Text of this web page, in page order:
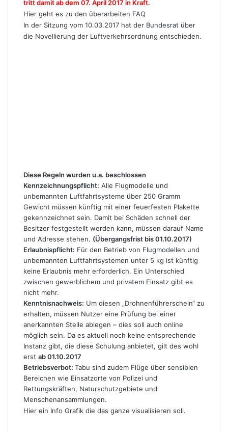
tritt damit ab dem 07. April 2017 in Kraft.
Hier geht es zu den überarbeiten FAQ
In der Sitzung vom 10.03.2017 hat der Bundesrat über
die Novellierung der Luftverkehrsordnung entschieden.
Diese Regeln wurden u.a. beschlossen
Kennzeichnungspflicht: Alle Flugmodelle und
unbemannten Luftfahrtsysteme über 250 Gramm
Gewicht müssen künftig mit einer feuerfesten Plakette
gekennzeichnet sein. Damit bei Schäden schnell der
Besitzer festgestellt werden kann, müssen darauf Name
und Adresse stehen. (Übergangsfrist bis 01.10.2017)
Erlaubnispflicht: Für den Betrieb von Flugmodellen und
unbemannten Luftfahrtsystemen unter 5 kg ist künftig
keine Erlaubnis mehr erforderlich. Ein Unterschied
zwischen gewerblichem und privatem Einsatz gibt es
nicht mehr.
Kenntnisnachweis: Um diesen „Drohnenführerschein“ zu
erhalten, müssen Nutzer eine Prüfung bei einer
anerkannten Stelle ablegen – dies soll auch online
möglich sein. Da es aktuell noch keine entsprechende
Instanz gibt, die diese Schulung anbietet, gilt des wohl
erst ab 01.10.2017
Betriebsverbot: Tabu sind zudem Flüge über sensiblen
Bereichen wie Einsatzorte von Polizei und
Rettungskräften, Naturschutzgebiete und
Menschenansammlungen.
Hier ein Info Grafik die das ganze visualisieren soll.